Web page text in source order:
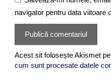
w
e
b
navigator pentru data viitoare
Acest sit folosește Akismet
cum sunt procesate datele